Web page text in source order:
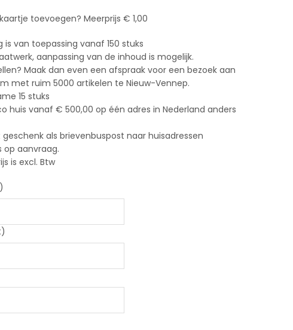
toevoegen? Meerprijs € 1,00
is van toepassing vanaf 150 stuks
aanpassing van de inhoud is mogelijk.
Maak dan even een afspraak voor een bezoek aan
met ruim 5000 artikelen te Nieuw-Vennep.
15 stuks
huis vanaf € 500,00 op één adres in Nederland anders
als brievenbuspost naar huisadressen
op aanvraag.
is excl. Btw